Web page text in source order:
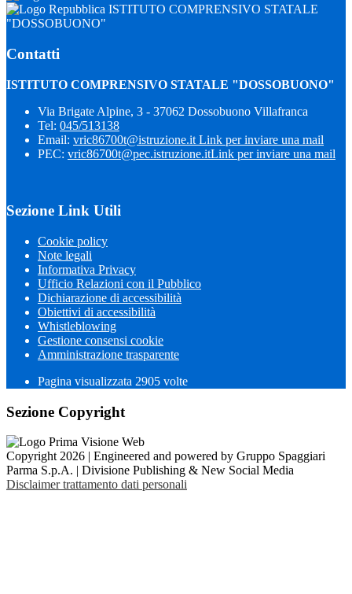
ISTITUTO COMPRENSIVO STATALE
"DOSSOBUONO"
Contatti
ISTITUTO COMPRENSIVO STATALE "DOSSOBUONO"
Via Brigate Alpine, 3 - 37062 Dossobuono Villafranca
Tel: 045/513138
Email: vric86700t@istruzione.it Link per inviare una mail
PEC: vric86700t@pec.istruzione.itLink per inviare una mail
Sezione Link Utili
Cookie policy
Note legali
Informativa Privacy
Ufficio Relazioni con il Pubblico
Dichiarazione di accessibilità
Obiettivi di accessibilità
Whistleblowing
Gestione consensi cookie
Amministrazione trasparente
Pagina visualizzata 2905 volte
Sezione Copyright
Copyright 2026 | Engineered and powered by Gruppo Spaggiari
Parma S.p.A. | Divisione Publishing & New Social Media
Disclaimer trattamento dati personali